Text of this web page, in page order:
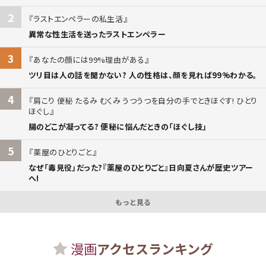
2
ラストエンペラーの私生活
異常な性生活を送ったラストエンペラー
3
あなたの顔には99%理由がある
ツリ目は人の話を聞かない? 人の性格は、顔を見れば99%わかる。
4
肩こり 便秘 たるみ むくみ うつうつを自分の手でときほぐす! ひとり
ほぐし
腸のどこが凝ってる? 便秘に悩んだときの「ほぐし技」
5
薬屋のひとりごと
なぜ「毒見役」だった?『薬屋のひとりごと』日向夏さんが歴史ツアー
へ!
もっと見る
漫画アクセスランキング